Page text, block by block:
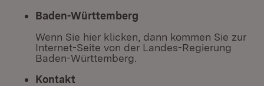
Baden-Württemberg
Wenn Sie hier klicken, dann kommen Sie zur
Internet-Seite von der Landes-Regierung
Baden-Württemberg.
Kontakt